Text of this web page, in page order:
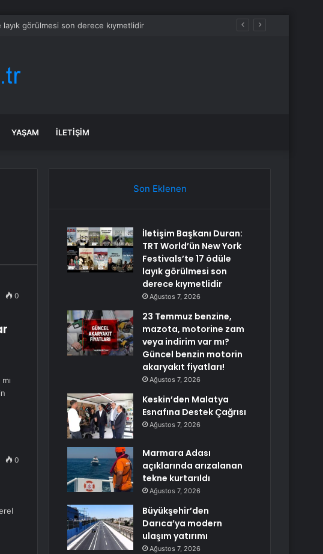
layık görülmesi son derece kıymetlidir
YAŞAM İLETIŞIM
0
0
Son Eklenen
İletişim Başkanı Duran:
TRT World’ün New York
Festivals’te 17 ödüle
layık görülmesi son
derece kıymetlidir
Ağustos 7, 2026
23 Temmuz benzine,
mazota, motorine zam
veya indirim var mı?
Güncel benzin motorin
akaryakıt fiyatları!
Ağustos 7, 2026
Keskin’den Malatya
Esnafına Destek Çağrısı
Ağustos 7, 2026
Marmara Adası
açıklarında arızalanan
tekne kurtarıldı
Ağustos 7, 2026
Büyükşehir’den
Darıca’ya modern
ulaşım yatırımı
Ağustos 7, 2026